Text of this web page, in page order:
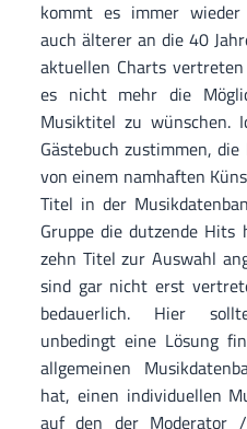
kommt es immer
auch älterer an die 40
aktuellen Charts
es nicht mehr die
Musiktitel zu wünschen.
Gästebuch zustimmen,
von einem namhaften
Titel in der
Gruppe die dutzende Hits
zehn Titel zur Auswahl
sind gar nicht erst
bedauerlich. Hier
unbedingt eine Lösung
allgemeinen
hat, einen individuellen
auf den der Moderator